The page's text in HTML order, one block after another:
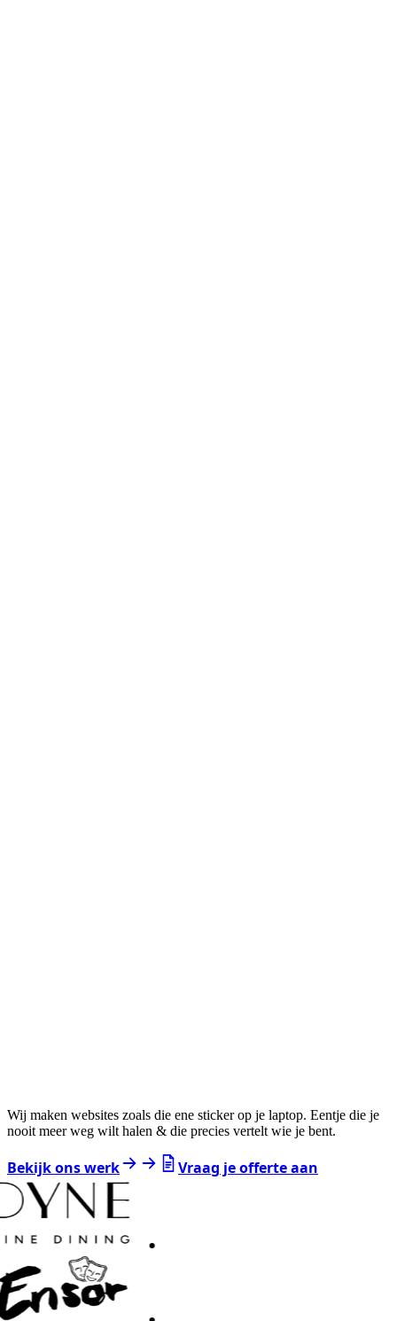
Wij maken websites zoals die ene sticker op je laptop. Eentje die je
nooit meer weg wilt halen & die precies vertelt wie je bent.
Bekijk ons werk Vraag je offerte aan